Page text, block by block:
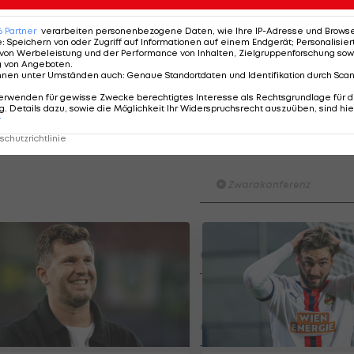
Am Stammtisch bei Andy
Stammtisch
I schau a #LigaZWA - Die
I schau a LigaZWA
Partner verarbeiten personenbezogene Daten, wie Ihre IP-Adresse und
: Speichern von oder Zugriff auf Informationen auf einem Endgerät;
Werbeleistung und der Performance von Inhalten, Zielgruppenforschung
von Angeboten.
unter Umständen auch: Genaue Standortdaten und Identifikation durch
für gewisse Zwecke berechtigtes Interesse als Rechtsgrundlage für
Details dazu, sowie die Möglichkeit Ihr Widerspruchsrecht auszuüben, sind